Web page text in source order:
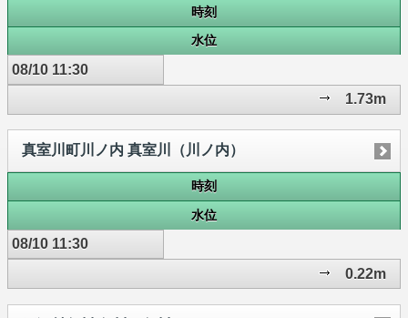
時刻
水位
08/10 11:30
1.73m
真室川町川ノ内 真室川（川ノ内）
時刻
水位
08/10 11:30
0.22m